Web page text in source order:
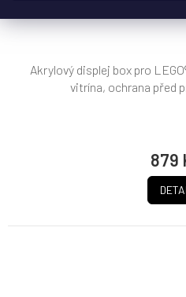
879
Akrylový displej box pro
vitrína, ochrana před